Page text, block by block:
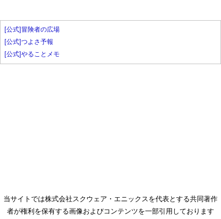
[公式]冒険者の広場
[公式]つよさ予報
[公式]やることメモ
当サイトでは株式会社スクウェア・エニックスを代表とする共同著作
者が権利を保有する画像およびコンテンツを一部引用しております